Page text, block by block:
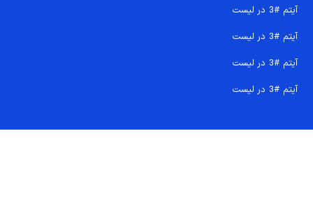
آیتم #3 در لیست
آیتم #3 در لیست
آیتم #3 در لیست
آیتم #3 در لیست